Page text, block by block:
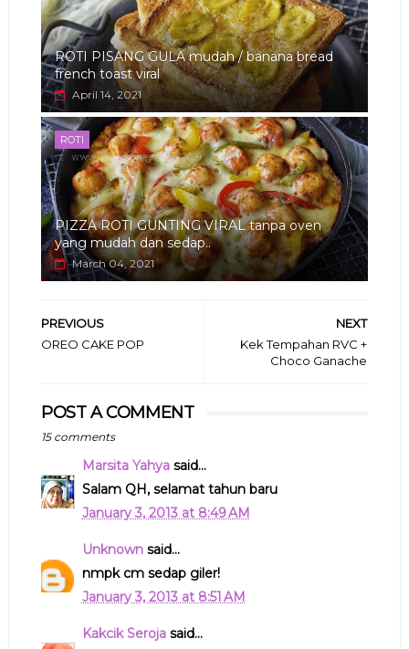
ROTI PISANG GULA mudah / banana bread
french toast viral
April 14, 2021
ROTI
PIZZA ROTI GUNTING VIRAL tanpa oven
yang mudah dan sedap..
March 04, 2021
NEXT
Kek Tempahan RVC +
Choco Ganache
PREVIOUS
OREO CAKE POP
POST A COMMENT
15 comments
Marsita Yahyasaid...
Salam QH, selamat tahun baru
January 3, 2013 at 8:49 AM
Unknownsaid...
nmpk cm sedap giler!
January 3, 2013 at 8:51 AM
Kakcik Serojasaid...